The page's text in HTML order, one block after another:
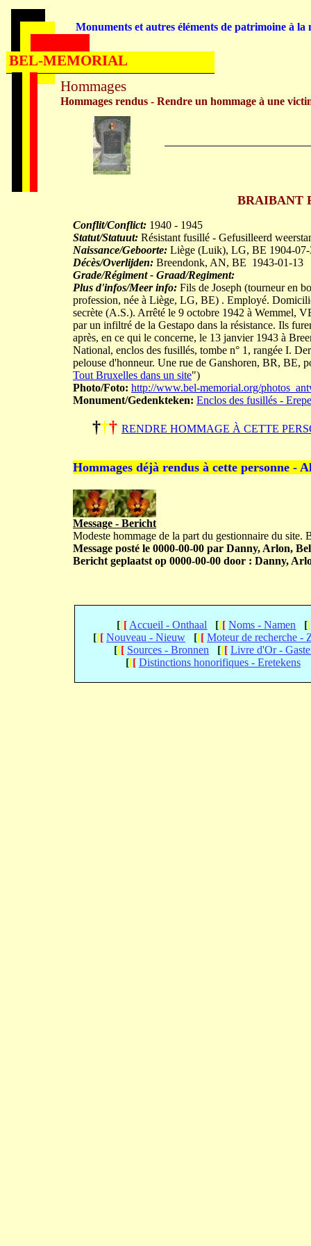
BRAIBANT
Conflit/Conflict: 1940 - 1945
Statut/Statuut: Résistant fusillé - Gefusilleerd
Naissance/Geboorte: Liège (Luik), LG, BE 1904-
Décès/Overlijden: Breendonk, AN, BE 1943-01-13
Grade/Régiment - Graad/Regiment:
Plus d'infos/Meer info: Fils de Joseph (tourneur en
profession, née à Liège, LG, BE) . Employé.
secrète (A.S.). Arrêté le 9 octobre 1942 à Wemmel,
par un infiltré de la Gestapo dans la résistance. Ils
après, en ce qui le concerne, le 13 janvier 1943 à
National, enclos des fusillés, tombe n° 1, rangée I.
pelouse d'honneur. Une rue de Ganshoren, BR,
Tout Bruxelles dans un site")
Photo/Foto: http://www.bel-memorial.org/
Monument/Gedenkteken: Enclos des fusillés -
††† RENDRE HOMMAGE À CETTE
Hommages déjà rendus à cette personne -
Message - Bericht
Modeste hommage de la part du gestionnaire du site.
Message posté le 0000-00-00 par Danny, Arlon,
Bericht geplaatst op 0000-00-00 door : Danny,
[[[ Accueil - Onthaal [[[ Noms - Namen [[
[[[ Nouveau - Nieuw [[[ Moteur de recherche -
[[[ Sources - Bronnen [[[ Livre d'Or -
[[[ Distinctions honorifiques - Eretekens
Hommages
Hommages rendus - Rendre un hommage à une
Monuments et autres éléments de patrimoine à la
BEL-MEMORIAL